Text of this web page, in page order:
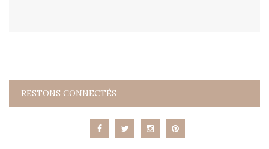
RESTONS CONNECTÉS